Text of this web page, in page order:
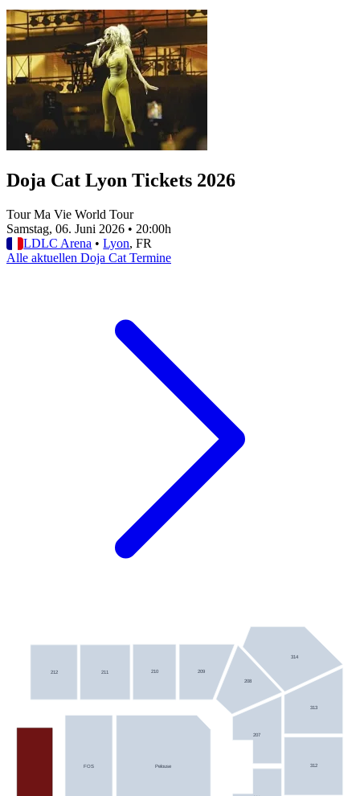
Doja Cat Lyon Tickets 2026
Tour Ma Vie World Tour
Samstag, 06. Juni 2026 • 20:00h
LDLC Arena • Lyon, FR
Alle aktuellen Doja Cat Termine
207
208
209
210
211
212
312
313
314
Pelouse
FOS